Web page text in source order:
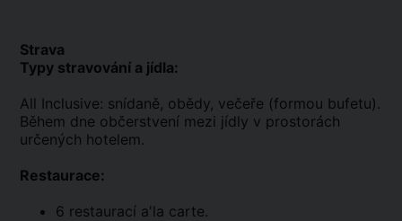
Strava
Typy stravování a jídla:
All Inclusive: snídaně, obědy, večeře (formou bufetu).
Během dne občerstvení mezi jídly v prostorách
určených hotelem.
Restaurace:
6 restaurací a'la carte.